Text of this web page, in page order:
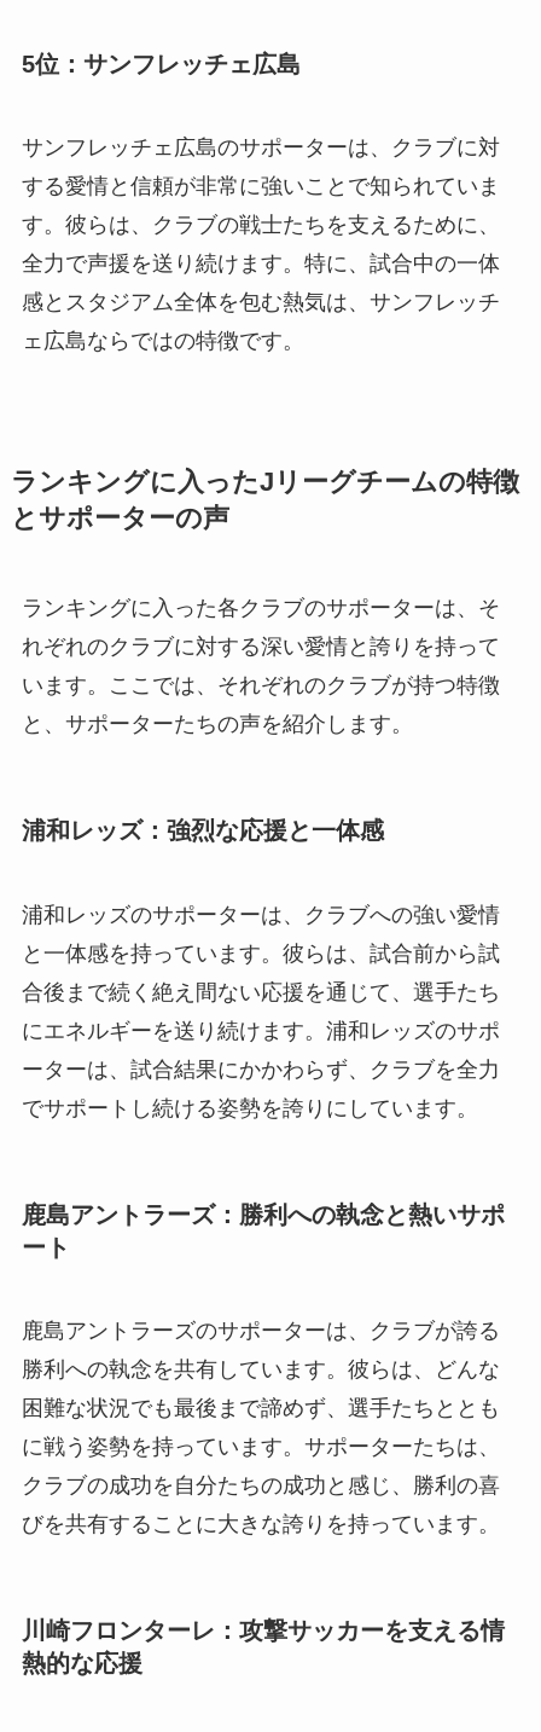
5位：サンフレッチェ広島
サンフレッチェ広島のサポーターは、クラブに対
する愛情と信頼が非常に強いことで知られていま
す。彼らは、クラブの戦士たちを支えるために、
全力で声援を送り続けます。特に、試合中の一体
感とスタジアム全体を包む熱気は、サンフレッチ
ェ広島ならではの特徴です。
ランキングに入ったJリーグチームの特徴
とサポーターの声
ランキングに入った各クラブのサポーターは、そ
れぞれのクラブに対する深い愛情と誇りを持って
います。ここでは、それぞれのクラブが持つ特徴
と、サポーターたちの声を紹介します。
浦和レッズ：強烈な応援と一体感
浦和レッズのサポーターは、クラブへの強い愛情
と一体感を持っています。彼らは、試合前から試
合後まで続く絶え間ない応援を通じて、選手たち
にエネルギーを送り続けます。浦和レッズのサポ
ーターは、試合結果にかかわらず、クラブを全力
でサポートし続ける姿勢を誇りにしています。
鹿島アントラーズ：勝利への執念と熱いサポ
ート
鹿島アントラーズのサポーターは、クラブが誇る
勝利への執念を共有しています。彼らは、どんな
困難な状況でも最後まで諦めず、選手たちととも
に戦う姿勢を持っています。サポーターたちは、
クラブの成功を自分たちの成功と感じ、勝利の喜
びを共有することに大きな誇りを持っています。
川崎フロンターレ：攻撃サッカーを支える情
熱的な応援